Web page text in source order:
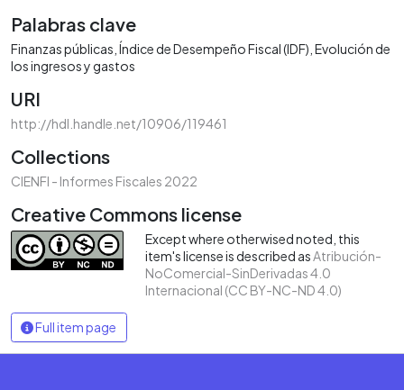
Palabras clave
Finanzas públicas Índice de Desempeño Fiscal (IDF) Evolución de
los ingresos y gastos
URI
http://hdl.handle.net/10906/119461
Collections
CIENFI - Informes Fiscales 2022
Creative Commons license
Except where otherwised noted, this
item's license is described asAtribución-
NoComercial-SinDerivadas 4.0
Internacional (CC BY-NC-ND 4.0)
Full item page